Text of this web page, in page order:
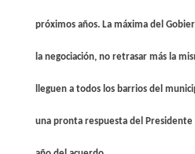
próximos años. La máxima del
la negociación, no retrasar más la
lleguen a todos los barrios del
una pronta respuesta del Presidente